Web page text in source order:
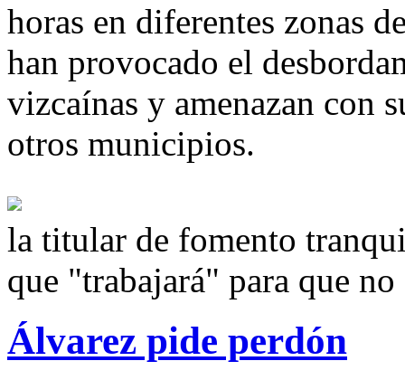
horas en diferentes zonas
han provocado el
vizcaínas y amenazan con
otros municipios.
la titular de fomento
que "trabajará" para que no
Álvarez pide perdón